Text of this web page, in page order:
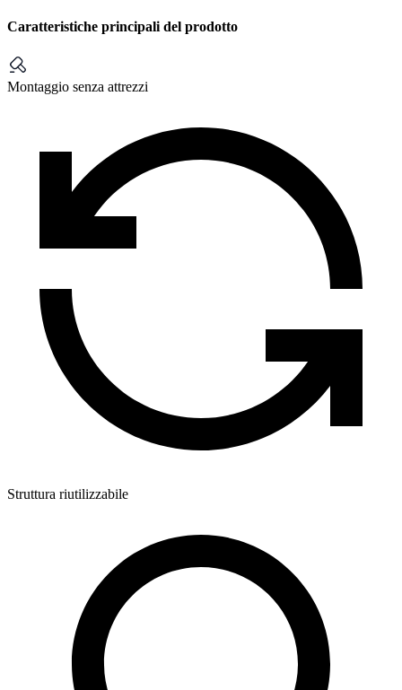
Caratteristiche principali del prodotto
Montaggio senza attrezzi
Struttura riutilizzabile